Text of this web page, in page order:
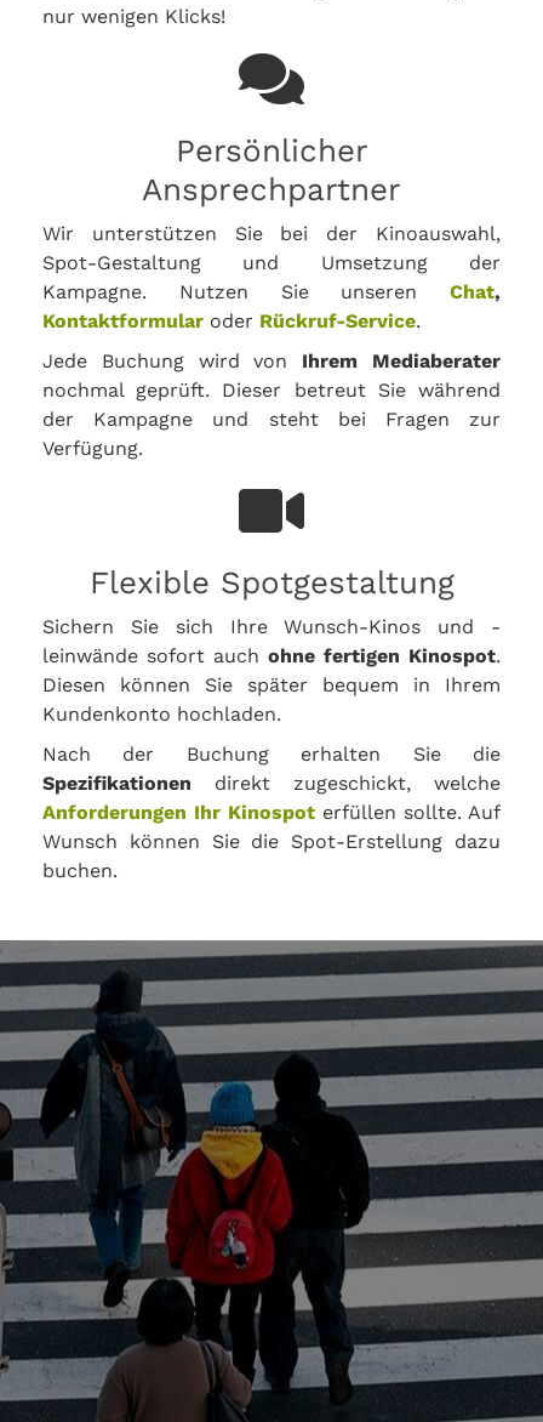
nur wenigen Klicks!
Persönlicher
Ansprechpartner
Wir unterstützen Sie bei der Kinoauswahl,
Spot-Gestaltung und Umsetzung der
Kampagne. Nutzen Sie unseren Chat,
Kontaktformular oder Rückruf-Service.
Jede Buchung wird von Ihrem Mediaberater
nochmal geprüft. Dieser betreut Sie während
der Kampagne und steht bei Fragen zur
Verfügung.
Flexible Spotgestaltung
Sichern Sie sich Ihre Wunsch-Kinos und -
leinwände sofort auch ohne fertigen Kinospot.
Diesen können Sie später bequem in Ihrem
Kundenkonto hochladen.
Nach der Buchung erhalten Sie die
Spezifikationen direkt zugeschickt, welche
Anforderungen Ihr Kinospot erfüllen sollte. Auf
Wunsch können Sie die Spot-Erstellung dazu
buchen.